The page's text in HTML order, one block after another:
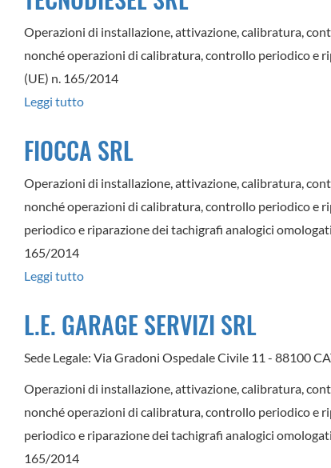
Operazioni di installazione, attivazione, calibratura,
nonché operazioni di calibratura, controllo periodico e
(UE) n. 165/2014
Leggi tutto
SRL
FIOCCA SRL
Operazioni di installazione, attivazione, calibratura,
nonché operazioni di calibratura, controllo periodico e
periodico e riparazione dei tachigrafi analogici
165/2014
Leggi tutto
SRL
L.E. GARAGE SERVIZI SRL
Sede Legale: Via Gradoni Ospedale Civile 11 - 88100
Operazioni di installazione, attivazione, calibratura,
nonché operazioni di calibratura, controllo periodico e
periodico e riparazione dei tachigrafi analogici
165/2014